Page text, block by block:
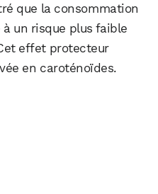
que la consommation
un risque plus faible
effet protecteur
en caroténoïdes.